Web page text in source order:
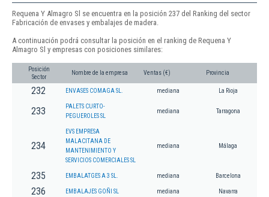
Requena Y Almagro Sl se encuentra en la posición 237 del Ranking del sector
Fabricación de envases y embalajes de madera.
A continuación podrá consultar la posición en el ranking de Requena Y
Almagro Sl y empresas con posiciones similares:
Posición
Sector
Nombre de la empresa Ventas (€) Provincia
232 ENVASES COMAGA SL. mediana La Rioja
233
PALETS CURTO-
PEGUEROLES SL
mediana Tarragona
234
EVS EMPRESA
MALACITANA DE
MANTENIMIENTO Y
SERVICIOS COMERCIALES SL
mediana Málaga
235 EMBALATGES A 3 SL. mediana Barcelona
236 EMBALAJES GOÑI SL mediana Navarra